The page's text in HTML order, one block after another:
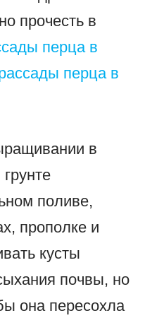
прочесть в
перца в
перца в
в
поливе,
прополке и
кусты
почвы, но
она пересохла